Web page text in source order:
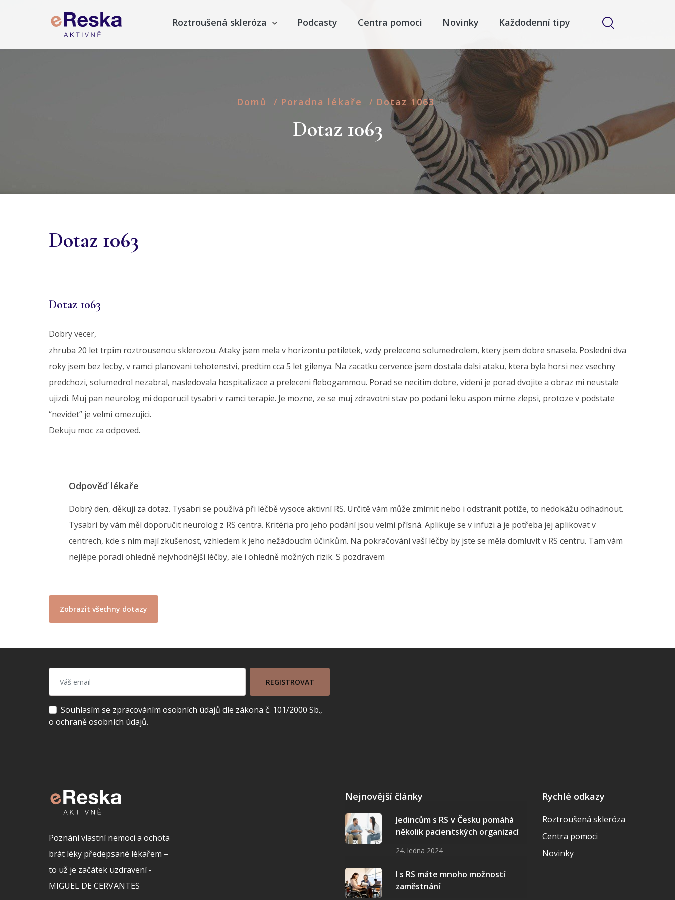
Roztroušená skleróza Podcasty Centra pomoci Novinky Každodenní tipy
Domů / Poradna lékaře / Dotaz 1063
Dotaz 1063
Dotaz 1063
Dotaz 1063
Dobry vecer,
zhruba 20 let trpim roztrousenou sklerozou. Ataky jsem mela v horizontu petiletek, vzdy preleceno solumedrolem, ktery jsem dobre snasela. Posledni dva
roky jsem bez lecby, v ramci planovani tehotenstvi, predtim cca 5 let gilenya. Na zacatku cervence jsem dostala dalsi ataku, ktera byla horsi nez vsechny
predchozi, solumedrol nezabral, nasledovala hospitalizace a preleceni flebogammou. Porad se necitim dobre, videni je porad dvojite a obraz mi neustale
ujizdi. Muj pan neurolog mi doporucil tysabri v ramci terapie. Je mozne, ze se muj zdravotni stav po podani leku aspon mirne zlepsi, protoze v podstate
“nevidet” je velmi omezujici.
Dekuju moc za odpoved.
Odpověď lékaře
Dobrý den, děkuji za dotaz. Tysabri se používá při léčbě vysoce aktivní RS. Určitě vám může zmírnit nebo i odstranit potíže, to nedokážu odhadnout.
Tysabri by vám měl doporučit neurolog z RS centra. Kritéria pro jeho podání jsou velmi přísná. Aplikuje se v infuzi a je potřeba jej aplikovat v
centrech, kde s ním mají zkušenost, vzhledem k jeho nežádoucím účinkům. Na pokračování vaší léčby by jste se měla domluvit v RS centru. Tam vám
nejlépe poradí ohledně nejvhodnější léčby, ale i ohledně možných rizik. S pozdravem
Zobrazit všechny dotazy
REGISTROVAT
Souhlasím se zpracováním osobních údajů dle zákona č. 101/2000 Sb.,
o ochraně osobních údajů.
Poznání vlastní nemoci a ochota
brát léky předepsané lékařem –
to už je začátek uzdravení -
MIGUEL DE CERVANTES
Nejnovější články
Jedincům s RS v Česku pomáhá
několik pacientských organizací
24. ledna 2024
I s RS máte mnoho možností
zaměstnání
Rychlé odkazy
Roztroušená skleróza
Centra pomoci
Novinky